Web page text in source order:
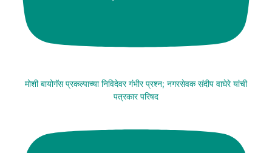
मोशी बायोगॅस प्रकल्पाच्या निविदेवर गंभीर प्रश्न; नगरसेवक संदीप वाघेरे यांची
पत्रकार परिषद